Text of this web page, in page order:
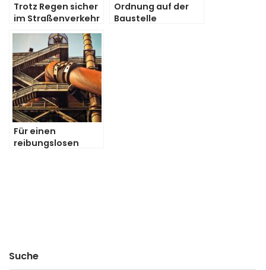
Trotz Regen sicher
im Straßenverkehr
unterwegs
Ordnung auf der
Baustelle
Für einen
reibungslosen
Suche